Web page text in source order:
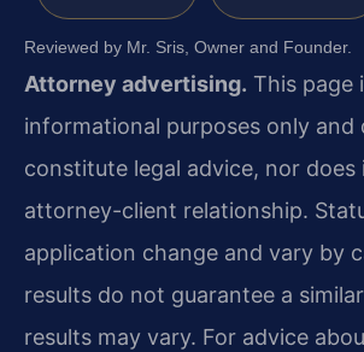
Reviewed by Mr. Sris, Owner and Founder.
Attorney advertising. This page
informational purposes only and
constitute legal advice, nor does
attorney-client relationship.
application change and vary by
results do not guarantee a
results may vary. For advice